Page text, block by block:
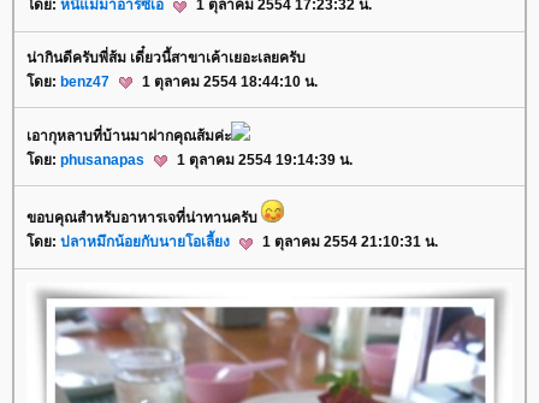
ดย: หนีแม่มาอาร์ซีเอ 1 ตุลาคม 2554 17:23:32 น.
น่ากินดีครับพี่ส้ม เดี๋ยวนี้สาขาเค้าเยอะเลยครับ
ดย: benz47 1 ตุลาคม 2554 18:44:10 น.
เอากุหลาบที่บ้านมาฝากคุณส้มค่ะ
ดย: phusanapas 1 ตุลาคม 2554 19:14:39 น.
ขอบคุณสำหรับอาหารเจที่น่าทานครับ
ดย: ปลาหมึกน้อยกับนายโอเลี้ยง 1 ตุลาคม 2554 21:10:31 น.